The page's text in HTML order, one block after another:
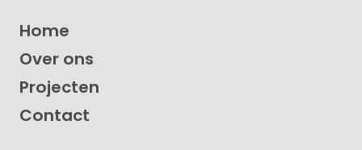
Home
Over ons
Projecten
Contact